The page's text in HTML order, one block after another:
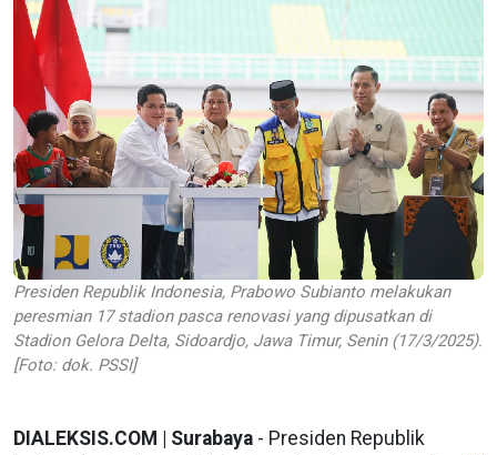
Presiden Republik Indonesia, Prabowo Subianto melakukan
peresmian 17 stadion pasca renovasi yang dipusatkan di
Stadion Gelora Delta, Sidoardjo, Jawa Timur, Senin (17/3/2025).
[Foto: dok. PSSI]
DIALEKSIS.COM | Surabaya - Presiden Republik